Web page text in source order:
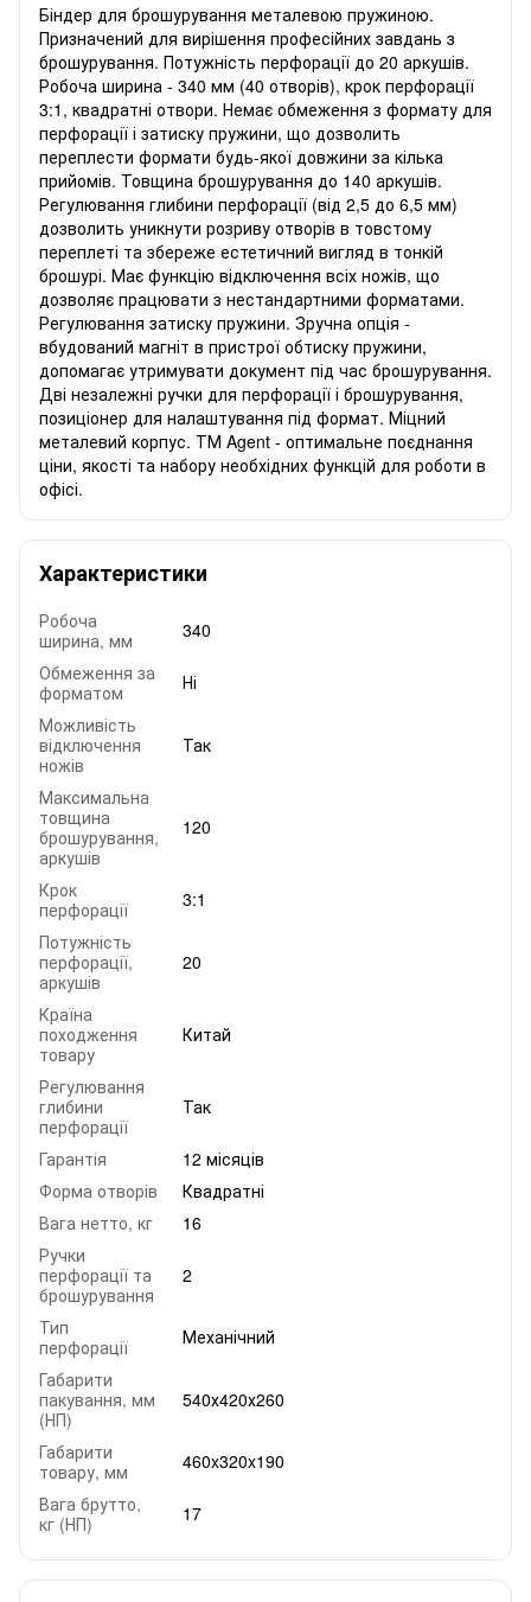
Біндер для брошурування металевою пружиною.
Призначений для вирішення професійних завдань з
брошурування. Потужність перфорації до 20 аркушів.
Робоча ширина - 340 мм (40 отворів), крок перфорації
3:1, квадратні отвори. Немає обмеження з формату для
перфорації і затиску пружини, що дозволить
переплести формати будь-якої довжини за кілька
прийомів. Товщина брошурування до 140 аркушів.
Регулювання глибини перфорації (від 2,5 до 6,5 мм)
дозволить уникнути розриву отворів в товстому
переплеті та збереже естетичний вигляд в тонкій
брошурі. Має функцію відключення всіх ножів, що
дозволяє працювати з нестандартними форматами.
Регулювання затиску пружини. Зручна опція -
вбудований магніт в пристрої обтиску пружини,
допомагає утримувати документ під час брошурування.
Дві незалежні ручки для перфорації і брошурування,
позиціонер для налаштування під формат. Міцний
металевий корпус. ТМ Agent - оптимальне поєднання
ціни, якості та набору необхідних функцій для роботи в
офісі.
Характеристики
Робоча
ширина, мм
340
Обмеження за
форматом
Ні
Можливість
відключення
ножів
Так
Максимальна
товщина
брошурування,
аркушів
120
Крок
перфорації
3:1
Потужність
перфорації,
аркушів
20
Країна
походження
товару
Китай
Регулювання
глибини
перфорації
Так
Гарантія
12 місяців
Форма отворів
Квадратні
Вага нетто, кг
16
Ручки
перфорації та
брошурування
2
Тип
перфорації
Механічний
Габарити
пакування, мм
(НП)
540х420х260
Габарити
товару, мм
460x320x190
Вага брутто,
кг (НП)
17